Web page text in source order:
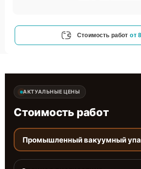
Стоимость работ от
АКТУАЛЬНЫЕ ЦЕНЫ
Стоимость работ
Промышленный вакуумный